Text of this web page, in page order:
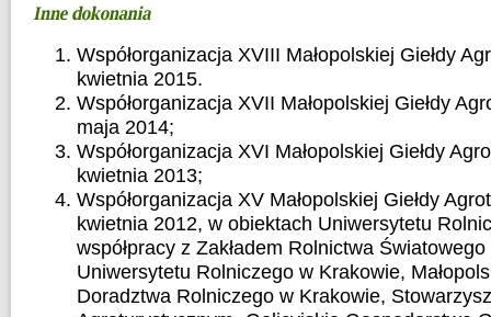
Współorganizacja XVIII Małopolskiej Giełdy
kwietnia 2015.
Współorganizacja XVII Małopolskiej Giełdy
maja 2014;
Współorganizacja XVI Małopolskiej Giełdy
kwietnia 2013;
Współorganizacja XV Małopolskiej Giełdy
kwietnia 2012, w obiektach Uniwersytetu
współpracy z Zakładem Rolnictwa
Uniwersytetu Rolniczego w Krakowie,
Doradztwa Rolniczego w Krakowie,